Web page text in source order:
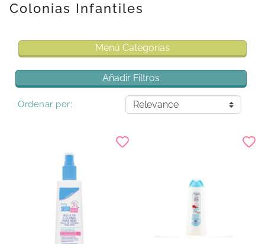
Colonias Infantiles
Menú Categorías
Añadir Filtros
Ordenar por: